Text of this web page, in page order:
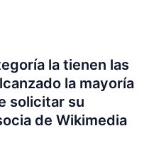
la tienen las
la mayoría
solicitar su
de Wikimedia